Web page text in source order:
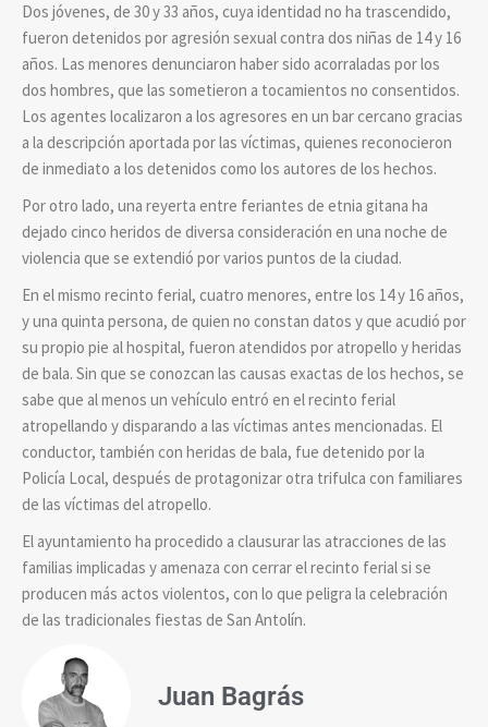
Dos jóvenes, de 30 y 33 años, cuya identidad no ha trascendido,
fueron detenidos por agresión sexual contra dos niñas de 14 y 16
años. Las menores denunciaron haber sido acorraladas por los
dos hombres, que las sometieron a tocamientos no consentidos.
Los agentes localizaron a los agresores en un bar cercano gracias
a la descripción aportada por las víctimas, quienes reconocieron
de inmediato a los detenidos como los autores de los hechos.
Por otro lado, una reyerta entre feriantes de etnia gitana ha
dejado cinco heridos de diversa consideración en una noche de
violencia que se extendió por varios puntos de la ciudad.
En el mismo recinto ferial, cuatro menores, entre los 14 y 16 años,
y una quinta persona, de quien no constan datos y que acudió por
su propio pie al hospital, fueron atendidos por atropello y heridas
de bala. Sin que se conozcan las causas exactas de los hechos, se
sabe que al menos un vehículo entró en el recinto ferial
atropellando y disparando a las víctimas antes mencionadas. El
conductor, también con heridas de bala, fue detenido por la
Policía Local, después de protagonizar otra trifulca con familiares
de las víctimas del atropello.
El ayuntamiento ha procedido a clausurar las atracciones de las
familias implicadas y amenaza con cerrar el recinto ferial si se
producen más actos violentos, con lo que peligra la celebración
de las tradicionales fiestas de San Antolín.
Juan Bagrás